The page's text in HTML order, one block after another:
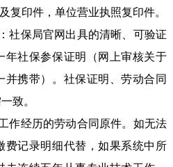
印件，单位营业执照复印件。
保局官网出具的清晰、可验证
社保参保证明（网上审核关于
携带）。社保证明、劳动合同
致。
经历的劳动合同原件。如无法
记录明细代替，如果系统中所